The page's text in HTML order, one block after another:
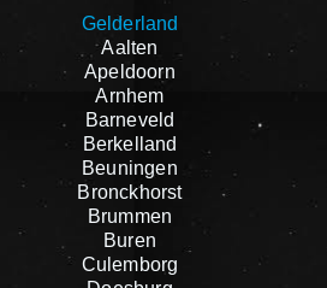
Gelderland
Aalten
Apeldoorn
Arnhem
Barneveld
Berkelland
Beuningen
Bronckhorst
Brummen
Buren
Culemborg